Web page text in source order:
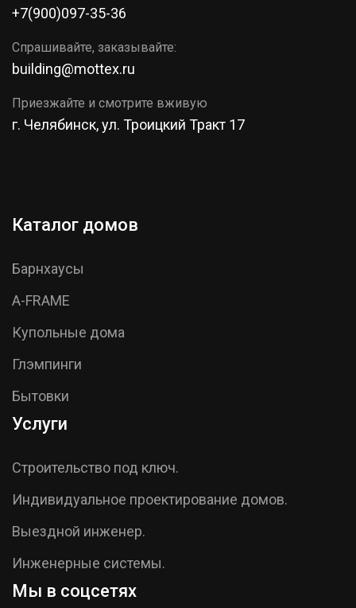
+7(900)097-35-36
Спрашивайте, заказывайте:
building@mottex.ru
Приезжайте и смотрите вживую
г. Челябинск, ул. Троицкий Тракт 17
Каталог домов
Барнхаусы
A-FRAME
Купольные дома
Глэмпинги
Бытовки
Услуги
Строительство под ключ.
Индивидуальное проектирование домов.
Выездной инженер.
Инженерные системы.
Мы в соцсетях